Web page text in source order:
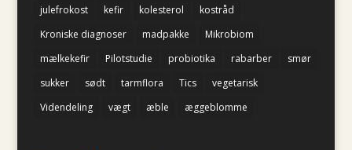
julefrokost
kefir kolesterol
kostråd
Kroniske diagnoser
madpakke
Mikrobiom
mælkekefir
Pilotstudie probiotika rabarber
smør
sukker
sødt tarmflora Tics
vegetarisk
Videndeling
vægt æble æggeblomme